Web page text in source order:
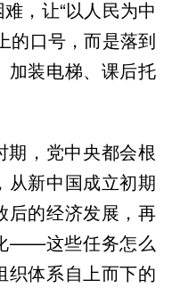
，让“以人民为中
的口号，而是落到
加装电梯、课后托
期，党中央都会根
从新中国成立初期
后的经济发展，再
——这些任务怎么
织体系自上而下的